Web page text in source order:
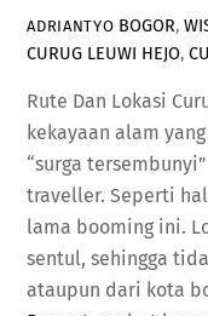
ADRIANTYO BOGOR,
CURUG LEUWI HEJO,
Rute Dan Lokasi
kekayaan alam
“surga
traveller. Seperti
lama booming ini.
sentul, sehingga
ataupun dari kota